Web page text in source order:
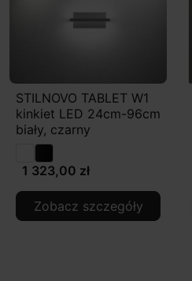
STILNOVO TABLET W1
kinkiet LED 24cm-96cm
biały, czarny
1 323,00 zł
Zobacz szczegóły